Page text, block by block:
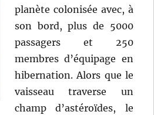
planète colonisée avec, à
son bord, plus de 5000
passagers et 250
membres d’équipage en
hibernation. Alors que le
vaisseau traverse un
champ d’astéroïdes, le